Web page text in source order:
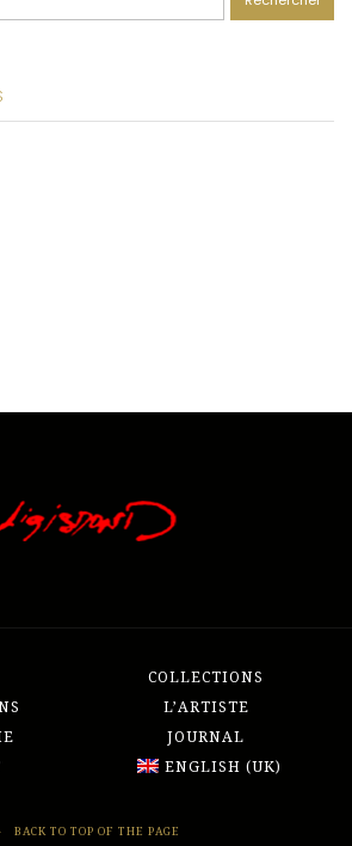
COLLECTIONS
L’ARTISTE
JOURNAL
ENGLISH (UK)
BACK TO TOP OF THE PAGE